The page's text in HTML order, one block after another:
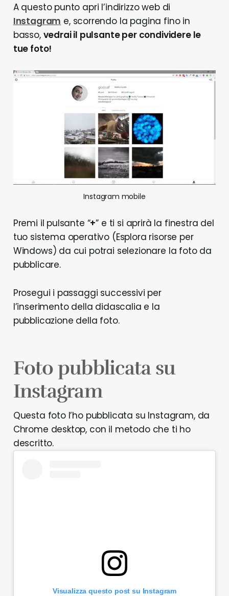
A questo punto apri l’indirizzo web di
Instagram e, scorrendo la pagina fino in
basso, vedrai il pulsante per condividere le
tue foto!
Instagram mobile
Premi il pulsante “+” e ti si aprirà la finestra del
tuo sistema operativo (Esplora risorse per
Windows) da cui potrai selezionare la foto da
pubblicare.
Prosegui i passaggi successivi per
l’inserimento della didascalia e la
pubblicazione della foto.
Foto pubblicata su
Instagram
Questa foto l’ho pubblicata su Instagram, da
Chrome desktop, con il metodo che ti ho
descritto.
Visualizza questo post su Instagram